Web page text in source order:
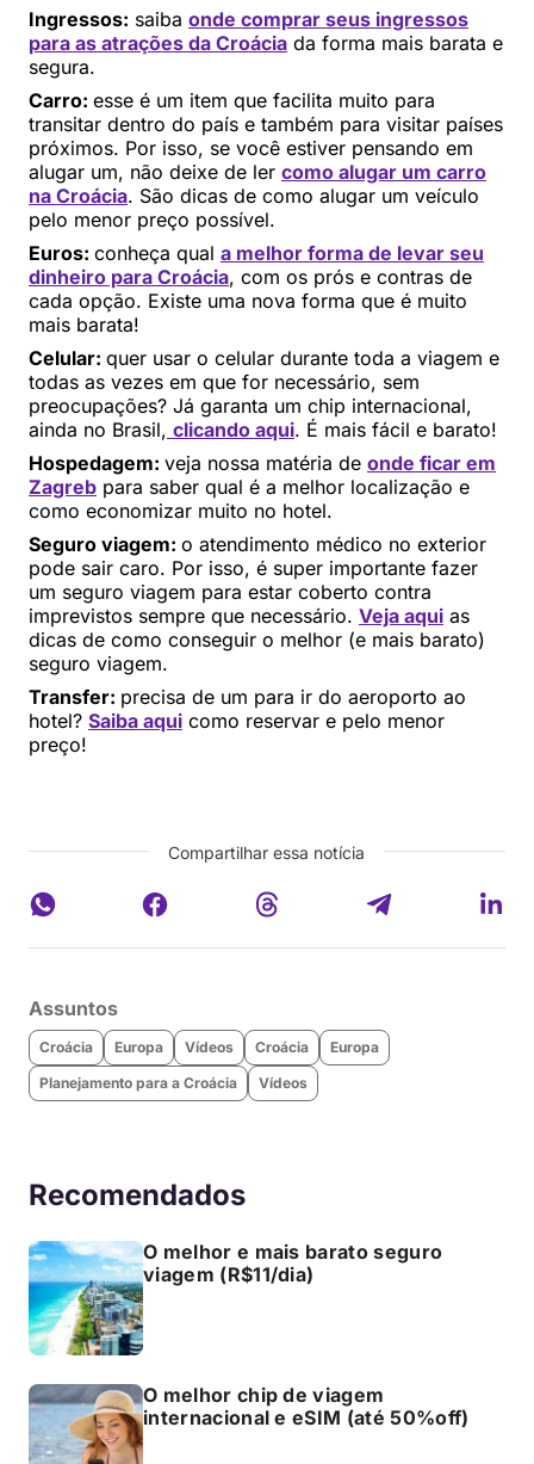
Ingressos: saiba onde comprar seus ingressos
para as atrações da Croácia da forma mais barata e
segura.
Carro: esse é um item que facilita muito para
transitar dentro do país e também para visitar países
próximos. Por isso, se você estiver pensando em
alugar um, não deixe de ler como alugar um carro
na Croácia. São dicas de como alugar um veículo
pelo menor preço possível.
Euros: conheça qual a melhor forma de levar seu
dinheiro para Croácia, com os prós e contras de
cada opção. Existe uma nova forma que é muito
mais barata!
Celular: quer usar o celular durante toda a viagem e
todas as vezes em que for necessário, sem
preocupações? Já garanta um chip internacional,
ainda no Brasil, clicando aqui. É mais fácil e barato!
Hospedagem: veja nossa matéria de onde ficar em
Zagreb para saber qual é a melhor localização e
como economizar muito no hotel.
Seguro viagem: o atendimento médico no exterior
pode sair caro. Por isso, é super importante fazer
um seguro viagem para estar coberto contra
imprevistos sempre que necessário. Veja aqui as
dicas de como conseguir o melhor (e mais barato)
seguro viagem.
Transfer: precisa de um para ir do aeroporto ao
hotel? Saiba aqui como reservar e pelo menor
preço!
Compartilhar essa notícia
Assuntos
Croácia Europa Vídeos Croácia
Europa
Planejamento para a Croácia
Vídeos
Recomendados
O melhor e mais barato seguro
viagem (R$11/dia)
O melhor chip de viagem
internacional e eSIM (até 50%off)